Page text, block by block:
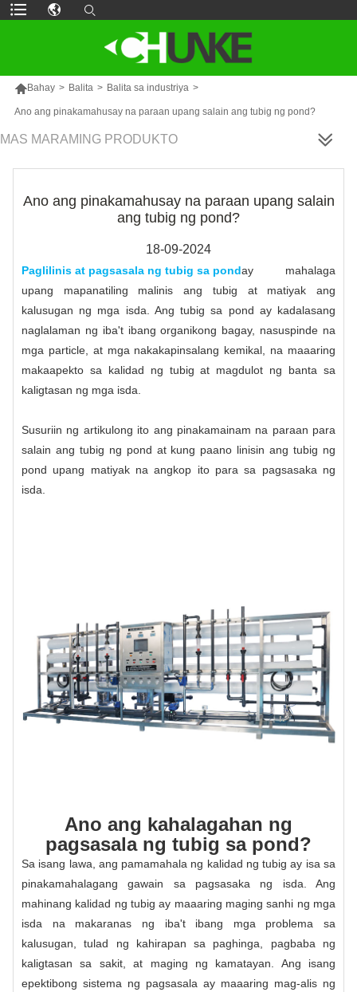
Bahay > Balita > Balita sa industriya >
Ano ang pinakamahusay na paraan upang salain ang tubig ng pond?
MAS MARAMING PRODUKTO
Ano ang pinakamahusay na paraan upang salain
ang tubig ng pond?
18-09-2024
Paglilinis at pagsasala ng tubig sa ponday mahalaga
upang mapanatiling malinis ang tubig at matiyak ang
kalusugan ng mga isda. Ang tubig sa pond ay kadalasang
naglalaman ng iba't ibang organikong bagay, nasuspinde na
mga particle, at mga nakakapinsalang kemikal, na maaaring
makaapekto sa kalidad ng tubig at magdulot ng banta sa
kaligtasan ng mga isda.
Susuriin ng artikulong ito ang pinakamainam na paraan para
salain ang tubig ng pond at kung paano linisin ang tubig ng
pond upang matiyak na angkop ito para sa pagsasaka ng
isda.
Ano ang kahalagahan ng
pagsasala ng tubig sa pond?
Sa isang lawa, ang pamamahala ng kalidad ng tubig ay isa sa
pinakamahalagang gawain sa pagsasaka ng isda. Ang
mahinang kalidad ng tubig ay maaaring maging sanhi ng mga
isda na makaranas ng iba't ibang mga problema sa
kalusugan, tulad ng kahirapan sa paghinga, pagbaba ng
kaligtasan sa sakit, at maging ng kamatayan. Ang isang
epektibong sistema ng pagsasala ay maaaring mag-alis ng